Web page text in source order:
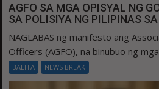
AGFO SA MGA OPISYAL NG
SA POLISIYA NG PILIPINAS
NAGLABAS ng manifesto ang
Officers (AGFO), na binubuo ng
BALITA NEWS BREAK